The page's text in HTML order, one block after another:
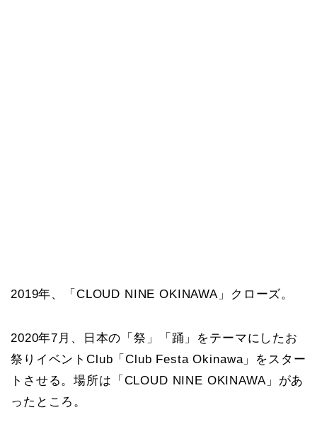
2019年、「CLOUD NINE OKINAWA」クローズ。
2020年7月、日本の「祭」「踊」をテーマにしたお
祭りイベントClub「Club Festa Okinawa」をスター
トさせる。場所は「CLOUD NINE OKINAWA」があ
ったところ。